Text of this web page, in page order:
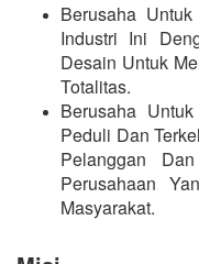
Berusaha
Industri Ini
Desain Untuk
Totalitas.
Berusaha
Peduli Dan
Pelanggan
Perusahaan
Masyarakat.